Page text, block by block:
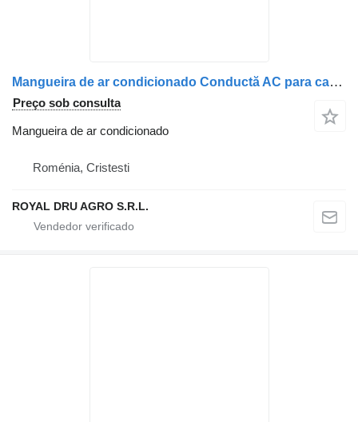
Mangueira de ar condicionado Conductă AC para camião Renault 7484591053 (84591053)
Preço sob consulta
Mangueira de ar condicionado
Roménia, Cristesti
ROYAL DRU AGRO S.R.L.